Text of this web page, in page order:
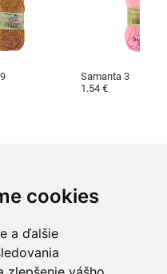
cookies
a ďalšie
Samanta 3
1.54 €